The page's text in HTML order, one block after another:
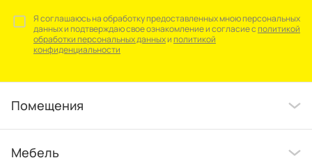
Я соглашаюсь на обработку предоставленных мною персональных
данных и подтверждаю свое ознакомление и согласие сполитикой
обработки персональных данныхиполитикой
конфиденциальности
Помещения
Мебель